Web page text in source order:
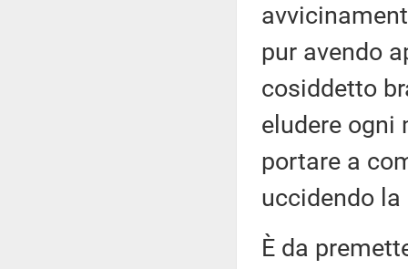
pur avendo
cosiddetto
eludere ogni
portare a
uccidendo
È da